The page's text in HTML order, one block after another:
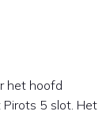
het hoofd
5 slot. Het